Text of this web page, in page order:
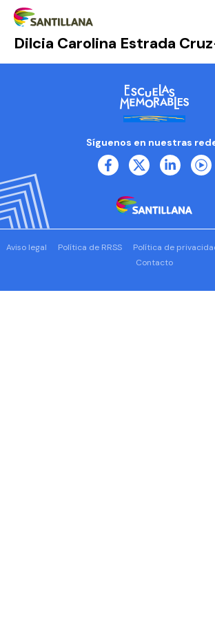
Dilcia Carolina Estrada
Síguenos en nuestras
Aviso legal Política de RRSS Política de
Contacto